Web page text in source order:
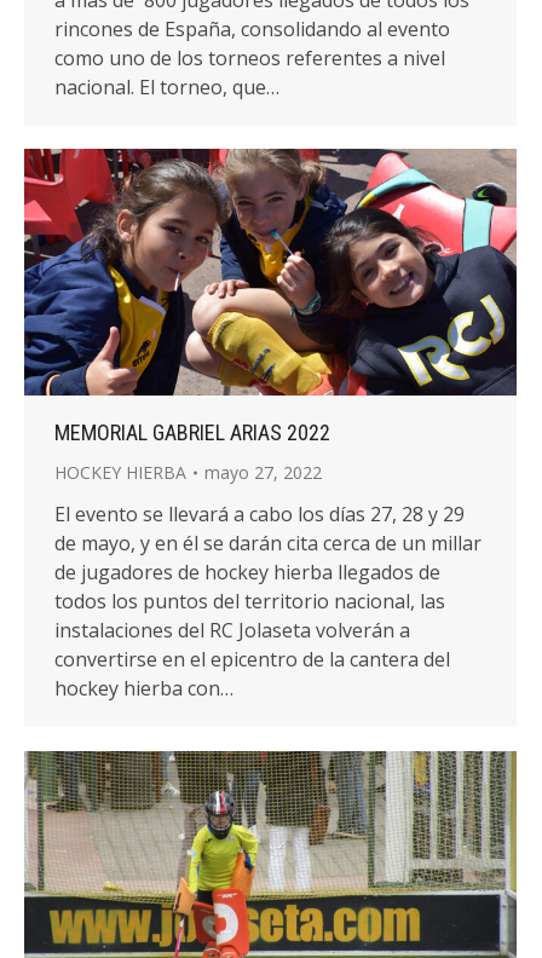
rincones de España, consolidando al evento
como uno de los torneos referentes a nivel
nacional. El torneo, que…
MEMORIAL GABRIEL ARIAS 2022
HOCKEY HIERBA mayo 27, 2022
El evento se llevará a cabo los días 27, 28 y 29
de mayo, y en él se darán cita cerca de un millar
de jugadores de hockey hierba llegados de
todos los puntos del territorio nacional, las
instalaciones del RC Jolaseta volverán a
convertirse en el epicentro de la cantera del
hockey hierba con…